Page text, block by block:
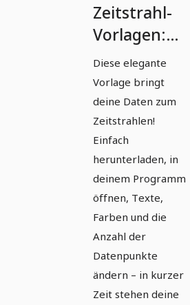
Zeitstrahl-
Vorlagen:
Moderne
Timelines
erstellen –
Version 7
Diese elegante
Vorlage bringt
deine Daten zum
Zeitstrahlen!
Einfach
herunterladen, in
deinem Programm
öffnen, Texte,
Farben und die
Anzahl der
Datenpunkte
ändern – in kurzer
Zeit stehen deine